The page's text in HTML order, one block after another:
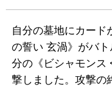
自分の墓地にカード
の誓い 玄渦》がバ
分の《ビシャモンス
撃しました。攻撃の